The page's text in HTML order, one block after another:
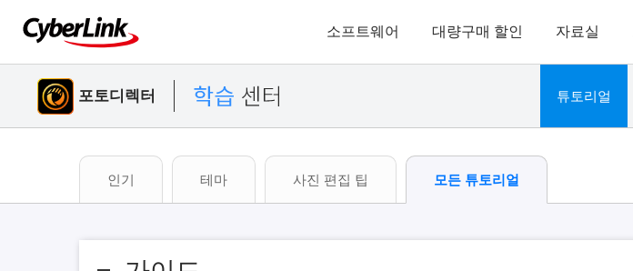
소프트웨어 대량구매 할인 자료실
포토디렉터 튜토리얼
인기 테마 사진 편집 팁 모든 튜토리얼